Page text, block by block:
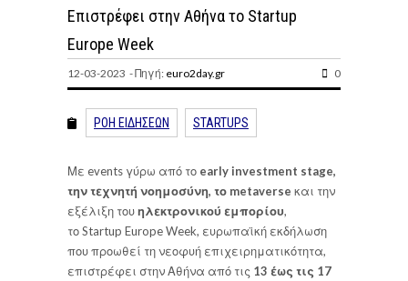
Επιστρέφει στην Αθήνα το Startup
Europe Week
12-03-2023 - Πηγή: euro2day.gr 0
ΡΟΗ ΕΙΔΗΣΕΩΝ STARTUPS
Με events γύρω από το early investment stage,
την τεχνητή νοημοσύνη, το metaverse και την
εξέλιξη τουηλεκτρονικού εμπορίου,
το Startup Europe Week, ευρωπαϊκή εκδήλωση
που προωθεί τη νεοφυή επιχειρηματικότητα,
επιστρέφει στην Αθήνα από τις 13 έως τις 17